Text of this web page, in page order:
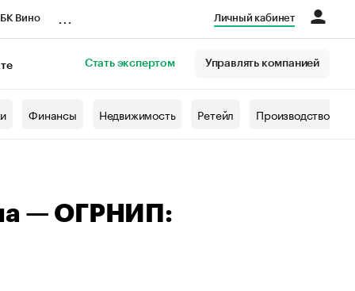
Вино Личный кабинет
Стать экспертом Управлять компанией
Финансы Недвижимость Ретейл Производство
— ОГРНИП: